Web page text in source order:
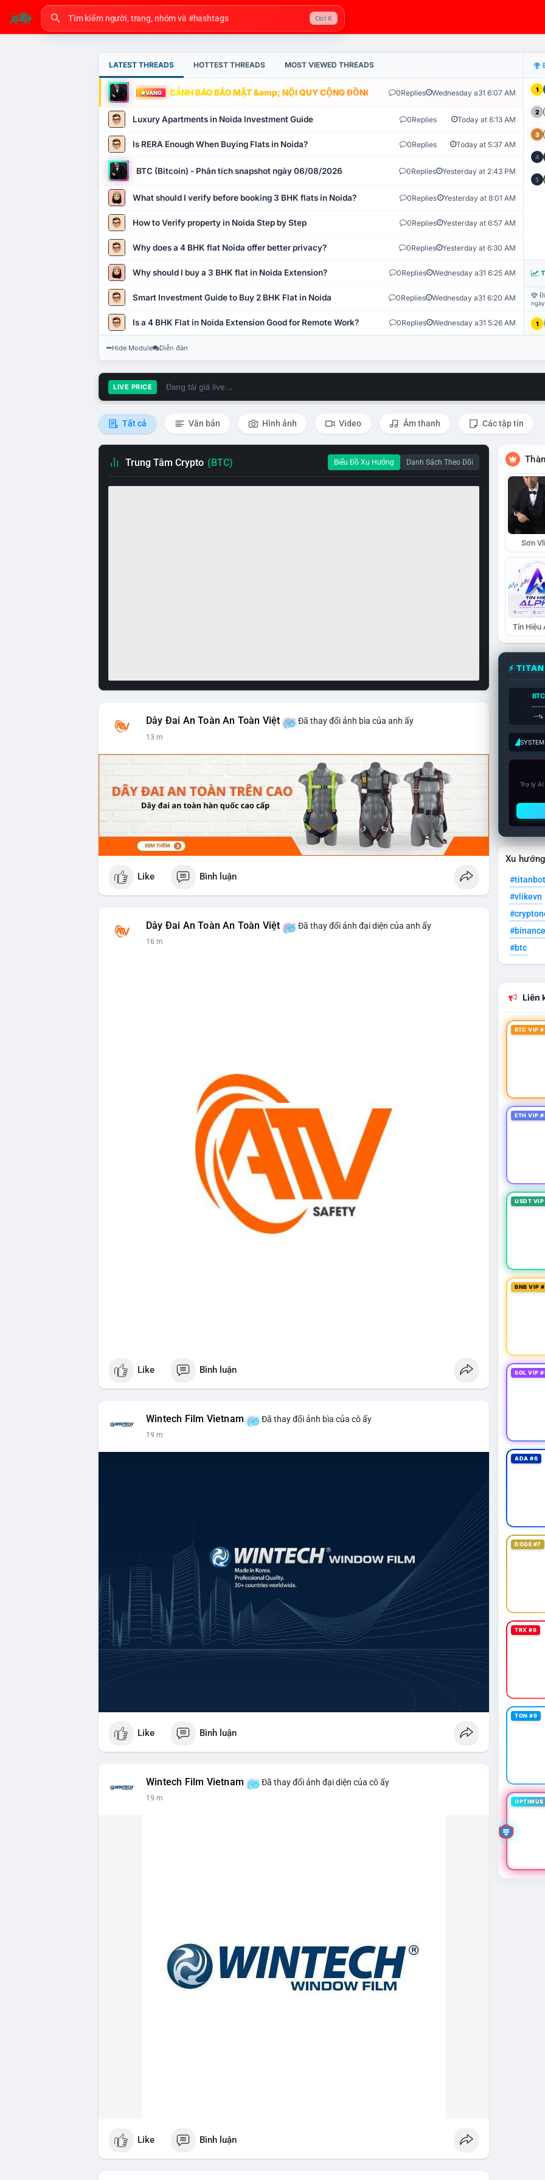
Ctrl K
LATEST THREADS HOTTEST THREADS MOST VIEWED THREADS
VÀNG CẢNH BÁO BẢO MẬT &amp; NỘI QUY CỘNG ĐỒNG VLIKE.VN: HỆ THỐNG GIÁM SÁT TỰ
0Replies Wednesday a31 6:07 AM
Luxury Apartments in Noida Investment Guide 0Replies Today at 6:13 AM
Is RERA Enough When Buying Flats in Noida? 0Replies Today at 5:37 AM
BTC (Bitcoin) - Phân tích snapshot ngày 06/08/2026 0Replies Yesterday at 2:43 PM
What should I verify before booking 3 BHK flats in Noida? 0Replies Yesterday at 8:01 AM
How to Verify property in Noida Step by Step 0Replies Yesterday at 6:57 AM
Why does a 4 BHK flat Noida offer better privacy? 0Replies Yesterday at 6:30 AM
Why should I buy a 3 BHK flat in Noida Extension? 0Replies Wednesday a31 6:25 AM
Smart Investment Guide to Buy 2 BHK Flat in Noida 0Replies Wednesday a31 6:20 AM
Is a 4 BHK Flat in Noida Extension Good for Remote Work? 0Replies Wednesday a31 5:26 AM
1
2
3
4
5
1
Hide Module Diễn đàn
LIVE PRICE Đang tải giá live...
Tất cả Văn bản Hình ảnh Video Âm thanh Các tập tin
Trung Tâm Crypto (BTC) Biểu Đồ Xu Hướng Danh Sách Theo Dõi
Dây Đai An Toàn An Toàn Việt Đã thay đổi ảnh bìa của anh ấy
13 m
Like Bình luận
Dây Đai An Toàn An Toàn Việt Đã thay đổi ảnh đại diện của anh ấy
16 m
Like Bình luận
Wintech Film Vietnam Đã thay đổi ảnh bìa của cô ấy
19 m
Like Bình luận
Wintech Film Vietnam Đã thay đổi ảnh đại diện của cô ấy
19 m
Like Bình luận
Sơn
Tín Hiệu
⚡
BTC
--%
Trợ lý
Xu
#titanbot
#vlikevn
#btc
Liên
BTC VIP
ETH VIP
USDT
BNB VIP
SOL VIP
ADA #6
DOGE #7
TRX #8
TON #9
OPTIMUS